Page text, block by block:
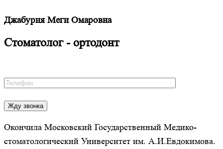
Джабурия Меги Омаровна
Стоматолог - ортодонт
Окончила Московский Государственный Медико-
стоматологический Университет им. А.И.Евдокимова.